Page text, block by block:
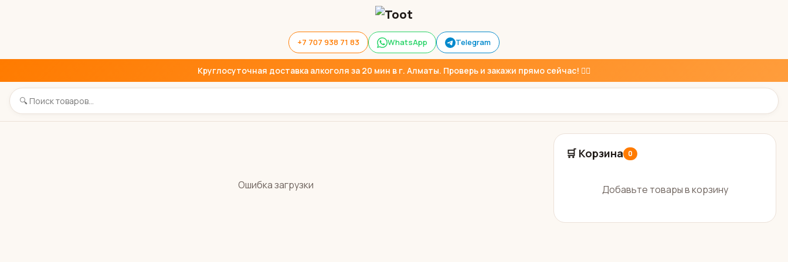
+7 707 938 71 83 WhatsApp Telegram
Круглосуточная доставка алкоголя за 20 мин в г. Алматы. Проверь и закажи прямо сейчас! 👇🏼
Ошибка загрузки
🛒 Корзина 0
Добавьте товары в корзину